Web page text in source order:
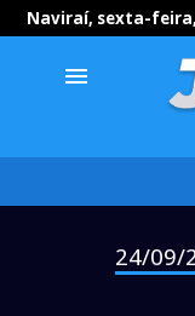
Naviraí, sexta-
menu
24/09/